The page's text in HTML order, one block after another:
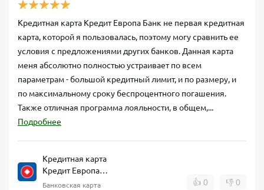
Кредитная карта Кредит Европа Банк не первая кредитная
карта, которой я пользовалась, поэтому могу сравнить ее
условия с предложениями других банков. Данная карта
меня абсолютно полностью устраивает по всем
параметрам - большой кредитный лимит, и по размеру, и
по максимальному сроку беспроцентного погашения.
Также отличная программа лояльности, в общем,...
Подробнее
Кредитная карта
Кредит Европа
Банк CARD CREDIT
Банковская карта 👍 0 👎 0